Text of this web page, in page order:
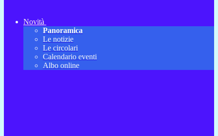
Novità
Panoramica
Le notizie
Le circolari
Calendario eventi
Albo online